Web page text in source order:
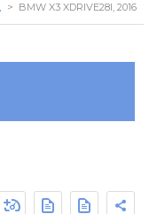
> BMW X3 XDRIVE28I, 2016